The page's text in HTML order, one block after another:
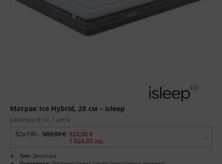
Матрак Ice Hybrid, 28 см – isleep
размери в см. / цена
82x190 - 589,00 € 524,00 €
1 024,85 лв.
Тип: Двулицев